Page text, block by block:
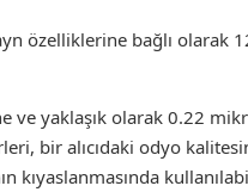
özelliklerine bağlı olarak
ve yaklaşık olarak 0.22
bir alıcıdaki odyo
kıyaslanmasında